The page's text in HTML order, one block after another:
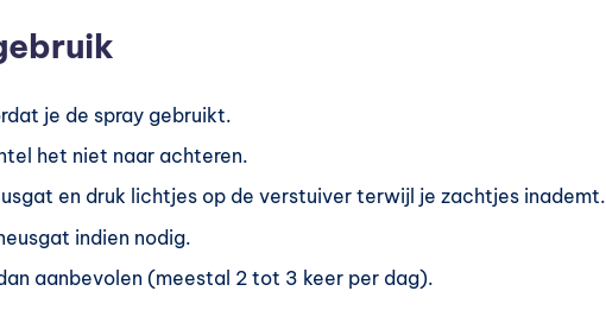
je de spray gebruikt.
het niet naar achteren.
en druk lichtjes op de verstuiver terwijl je zachtjes inademt.
indien nodig.
aanbevolen (meestal 2 tot 3 keer per dag).